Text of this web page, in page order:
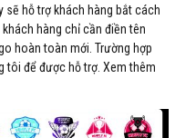
sẽ hỗ trợ khách hàng bắt cách
hàng chỉ cần điền tên
hoàn toàn mới. Trường hợp
tôi để được hỗ trợ. Xem thêm